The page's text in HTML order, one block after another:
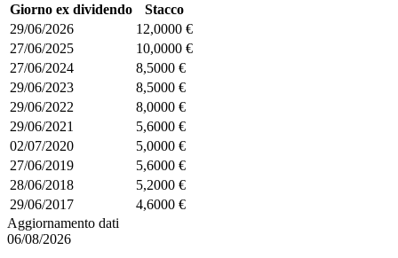
Giorno ex dividendo
Stacco
29/06/2026
12,0000 €
27/06/2025
10,0000 €
27/06/2024
8,5000 €
29/06/2023
8,5000 €
29/06/2022
8,0000 €
29/06/2021
5,6000 €
02/07/2020
5,0000 €
27/06/2019
5,6000 €
28/06/2018
5,2000 €
29/06/2017
4,6000 €
Aggiornamento dati
06/08/2026